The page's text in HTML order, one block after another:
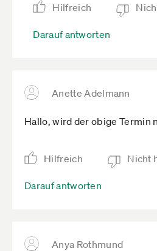
Hilfreich
Darauf antworten
Anette Adelmann
Hallo, wird der obige Termin
Hilfreich Nicht
Darauf antworten
Anya Rothmund